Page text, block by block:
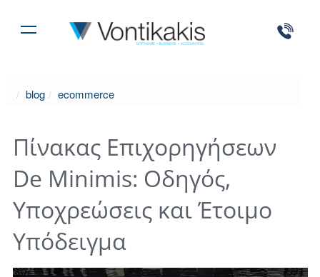
blog ecommerce
Πίνακας Επιχορηγήσεων
De Minimis: Οδηγός,
Υποχρεώσεις και Έτοιμο
Υπόδειγμα